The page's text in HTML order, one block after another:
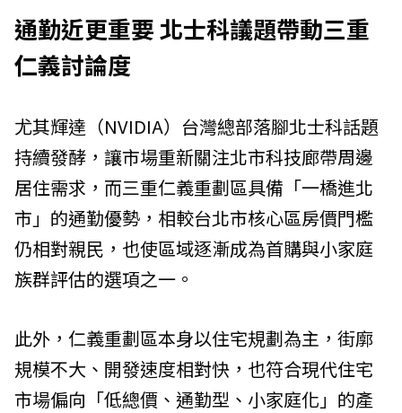
通勤近更重要 北士科議題帶動三重
仁義討論度
尤其輝達（NVIDIA）台灣總部落腳北士科話題
持續發酵，讓市場重新關注北市科技廊帶周邊
居住需求，而三重仁義重劃區具備「一橋進北
市」的通勤優勢，相較台北市核心區房價門檻
仍相對親民，也使區域逐漸成為首購與小家庭
族群評估的選項之一。
此外，仁義重劃區本身以住宅規劃為主，街廓
規模不大、開發速度相對快，也符合現代住宅
市場偏向「低總價、通勤型、小家庭化」的產